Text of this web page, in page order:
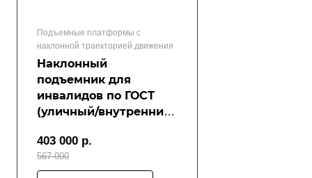
Подъемные платформы с
наклонной траекторией движения
Наклонный
подъемник для
инвалидов по ГОСТ
(уличный/внутренний)
403 000 р.
567 000